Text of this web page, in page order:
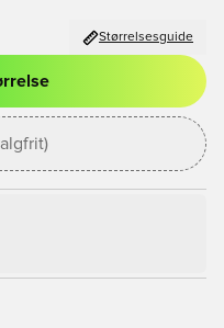
Størrelsesguide
tilmelde dig som medlem